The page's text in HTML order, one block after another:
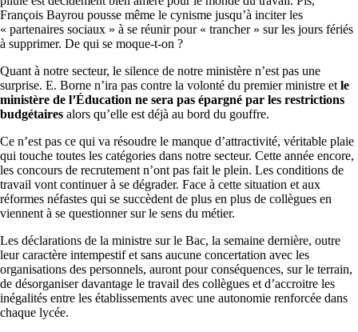
François Bayrou pousse même le cynisme jusqu’à inciter les
« partenaires sociaux » à se réunir pour « trancher » sur les jours fériés
à supprimer. De qui se moque-t-on ?
Quant à notre secteur, le silence de notre ministère n’est pas une
surprise. E. Borne n’ira pas contre la volonté du premier ministre et le
ministère de l’Éducation ne sera pas épargné par les restrictions
budgétaires alors qu’elle est déjà au bord du gouffre.
Ce n’est pas ce qui va résoudre le manque d’attractivité, véritable plaie
qui touche toutes les catégories dans notre secteur. Cette année encore,
les concours de recrutement n’ont pas fait le plein. Les conditions de
travail vont continuer à se dégrader. Face à cette situation et aux
réformes néfastes qui se succèdent de plus en plus de collègues en
viennent à se questionner sur le sens du métier.
Les déclarations de la ministre sur le Bac, la semaine dernière, outre
leur caractère intempestif et sans aucune concertation avec les
organisations des personnels, auront pour conséquences, sur le terrain,
de désorganiser davantage le travail des collègues et d’accroitre les
inégalités entre les établissements avec une autonomie renforcée dans
chaque lycée.